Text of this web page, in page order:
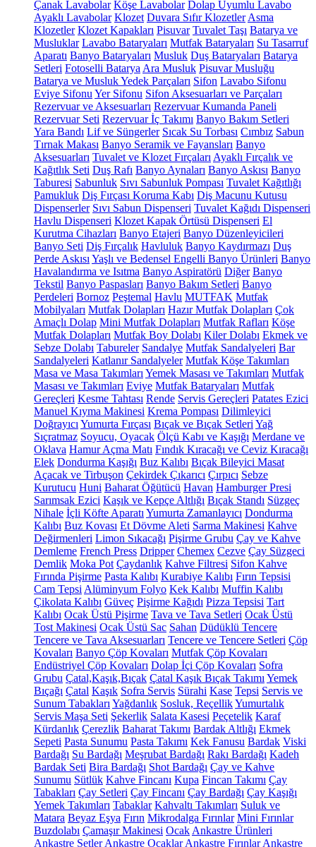
Çanak Lavabolar Köşe Lavabolar Dolap Uyumlu Lavabo
Ayaklı Lavabolar Klozet Duvara Sıfır Klozetler Asma
Klozetler Klozet Kapakları Pisuvar Tuvalet Taşı Batarya ve
Musluklar Lavabo Bataryaları Mutfak Bataryaları Su Tasarruf
Aparatı Banyo Bataryaları Musluk Duş Bataryaları Batarya
Setleri Fotoselli Batarya Ara Musluk Pisuvar Musluğu
Batarya ve Musluk Yedek Parçaları Sifon Lavabo Sifonu
Eviye Sifonu Yer Sifonu Sifon Aksesuarları ve Parçaları
Rezervuar ve Aksesuarları Rezervuar Kumanda Paneli
Rezervuar Seti Rezervuar İç Takımı Banyo Bakım Setleri
Yara Bandı Lif ve Süngerler Sıcak Su Torbası Cımbız Sabun
Tırnak Makası Banyo Seramik ve Fayansları Banyo
Aksesuarları Tuvalet ve Klozet Fırçaları Ayaklı Fırçalık ve
Kağıtlık Seti Duş Rafı Banyo Aynaları Banyo Askısı Banyo
Taburesi Sabunluk Sıvı Sabunluk Pompası Tuvalet Kağıtlığı
Pamukluk Diş Fırçası Koruma Kabı Diş Macunu Kutusu
Dispenserler Sıvı Sabun Dispenseri Tuvalet Kağıdı Dispenseri
Havlu Dispenseri Klozet Kapak Örtüsü Dispenseri El
Kurutma Cihazları Banyo Etajeri Banyo Düzenleyicileri
Banyo Seti Diş Fırçalık Havluluk Banyo Kaydırmazı Duş
Perde Askısı Yaşlı ve Bedensel Engelli Banyo Ürünleri Banyo
Havalandırma ve Isıtma Banyo Aspiratörü Diğer Banyo
Tekstil Banyo Paspasları Banyo Bakım Setleri Banyo
Perdeleri Bornoz Peştemal Havlu MUTFAK Mutfak
Mobilyaları Mutfak Dolapları Hazır Mutfak Dolapları Çok
Amaçlı Dolap Mini Mutfak Dolapları Mutfak Rafları Köşe
Mutfak Dolapları Mutfak Boy Dolabı Kiler Dolabı Ekmek ve
Sebze Dolabı Tabureler Sandalye Mutfak Sandalyeleri Bar
Sandalyeleri Katlanır Sandalyeler Mutfak Köşe Takımları
Masa ve Masa Takımları Yemek Masası ve Takımları Mutfak
Masası ve Takımları Eviye Mutfak Bataryaları Mutfak
Gereçleri Kesme Tahtası Rende Servis Gereçleri Patates Ezici
Manuel Kıyma Makinesi Krema Pompası Dilimleyici
Doğrayıcı Yumurta Fırçası Bıçak ve Bıçak Setleri Yağ
Sıçratmaz Soyucu, Oyacak Ölçü Kabı ve Kaşığı Merdane ve
Oklava Hamur Açma Matı Fındık Kıracağı ve Ceviz Kıracağı
Elek Dondurma Kaşığı Buz Kalıbı Bıçak Bileyici Masat
Açacak ve Tirbuşon Çekirdek Çıkarıcı Çırpıcı Sebze
Kurutucu Huni Baharat Öğütücü Havan Hamburger Presi
Sarımsak Ezici Kaşık ve Kepçe Altlığı Bıçak Standı Süzgeç
Nihale İçli Köfte Aparatı Yumurta Zamanlayıcı Dondurma
Kalıbı Buz Kovası Et Dövme Aleti Sarma Makinesi Kahve
Değirmenleri Limon Sıkacağı Pişirme Grubu Çay ve Kahve
Demleme French Press Dripper Chemex Cezve Çay Süzgeci
Demlik Moka Pot Çaydanlık Kahve Filtresi Sifon Kahve
Fırında Pişirme Pasta Kalıbı Kurabiye Kalıbı Fırın Tepsisi
Cam Tepsi Alüminyum Folyo Kek Kalıbı Muffin Kalıbı
Çikolata Kalıbı Güveç Pişirme Kağıdı Pizza Tepsisi Tart
Kalıbı Ocak Üstü Pişirme Tava ve Tava Setleri Ocak Üstü
Tost Makinesi Ocak Üstü Sac Sahan Düdüklü Tencere
Tencere ve Tava Aksesuarları Tencere ve Tencere Setleri Çöp
Kovaları Banyo Çöp Kovaları Mutfak Çöp Kovaları
Endüstriyel Çöp Kovaları Dolap İçi Çöp Kovaları Sofra
Grubu Çatal,Kaşık,Bıçak Çatal Kaşık Bıçak Takımı Yemek
Bıçağı Çatal Kaşık Sofra Servis Sürahi Kase Tepsi Servis ve
Sunum Tabakları Yağdanlık Sosluk, ReçellikYumurtalık
Servis Maşa Seti Şekerlik Salata Kasesi Peçetelik Karaf
Kürdanlık Çerezlik Baharat Takımı Bardak Altlığı Ekmek
Sepeti Pasta Sunumu Pasta Takımı Kek Fanusu Bardak Viski
Bardağı Su Bardağı Meşrubat Bardağı Rakı Bardağı Kadeh
Bardak Seti Bira Bardağı Shot Bardağı Çay ve Kahve
Sunumu Sütlük Kahve Fincanı Kupa Fincan Takımı Çay
Tabakları Çay Setleri Çay Fincanı Çay Bardağı Çay Kaşığı
Yemek Takımları Tabaklar Kahvaltı Takımları Suluk ve
Matara Beyaz Eşya Fırın Mikrodalga Fırınlar Mini Fırınlar
Buzdolabı Çamaşır Makinesi Ocak Ankastre Ürünleri
Ankastre Setler Ankastre Ocaklar Ankastre Fırınlar Ankastre